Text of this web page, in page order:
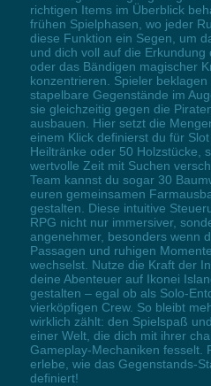
richtigen Items im Überblick
frühen Spielphasen, wo jeder
diese Funktion ein Segen, um
und dich voll auf die
oder das Bändigen magischer
konzentrieren. Spieler
stapelbare Gegenstände im
sie gleichzeitig gegen die
ausbauen. Hier setzt die
einem Klick definierst du für
Heiltränke oder 50 Holzstücke,
wertvolle Zeit mit Suchen
Team kannst du sogar 30
euren gemeinsamen
gestalten. Diese intuitive
RPG nicht nur immersiver,
angenehmer, besonders wenn
Passagen und ruhigen
wechselst. Nutze die Kraft der
deine Abenteuer auf Ikonei
gestalten – egal ob als Solo-
vierköpfigen Crew. So bleibt
wirklich zählt: den Spielspaß
einer Welt, die dich mit ihrer
Gameplay-Mechaniken fesselt.
erlebe, wie das Gegenstands-
definiert!